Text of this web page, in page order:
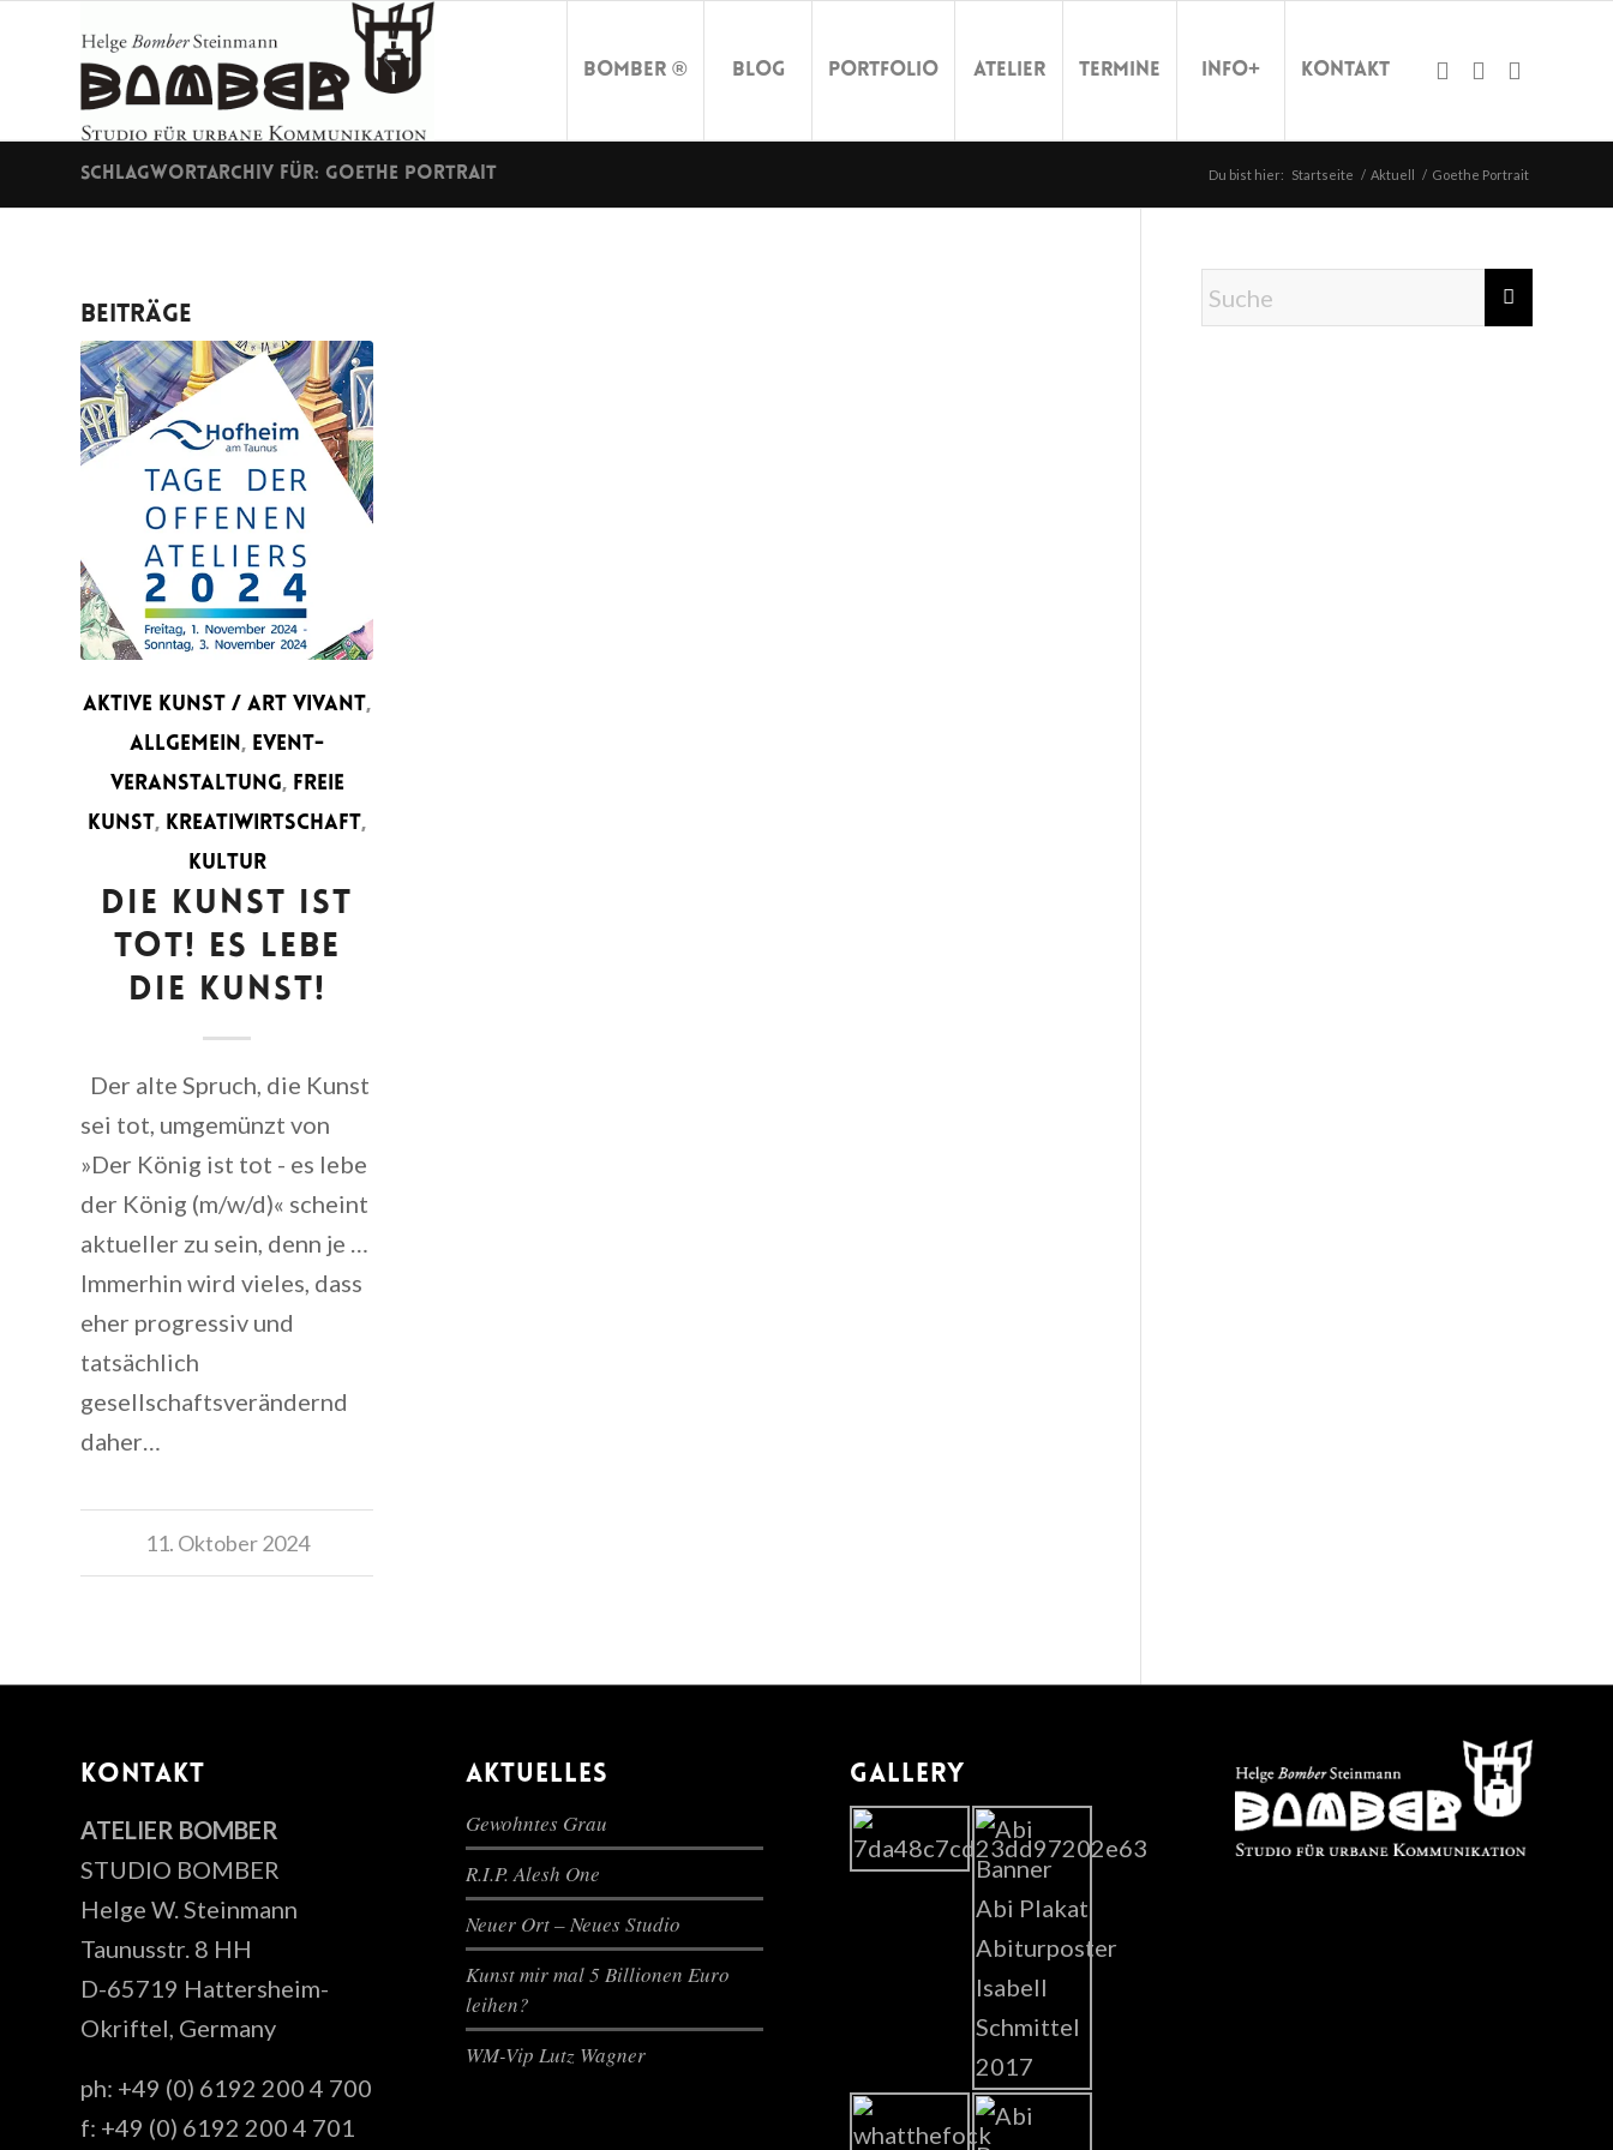
Bomber ® Blog Portfolio Atelier Termine Info+ Kontakt
Schlagwortarchiv für: Goethe Portrait Du bist hier: Startseite / Aktuell / Goethe Portrait
Beiträge
AKTIVE KUNST / ART VIVANT,
ALLGEMEIN, EVENT-
VERANSTALTUNG, FREIE
KUNST, KREATIWIRTSCHAFT,
KULTUR
DIE KUNST IST
TOT! ES LEBE
DIE KUNST!
Der alte Spruch, die Kunst
sei tot, umgemünzt von
»Der König ist tot - es lebe
der König (m/w/d)« scheint
aktueller zu sein, denn je …
Immerhin wird vieles, dass
eher progressiv und
tatsächlich
gesellschaftsverändernd
daher…
11. Oktober 2024
KONTAKT
ATELIER BOMBER
STUDIO BOMBER
Helge W. Steinmann
Taunusstr. 8 HH
D-65719 Hattersheim-
Okriftel, Germany
ph: +49 (0) 6192 200 4 700
f: +49 (0) 6192 200 4 701
AKTUELLES
Gewohntes Grau
R.I.P. Alesh One
Neuer Ort – Neues Studio
Kunst mir mal 5 Billionen Euro
leihen?
WM-Vip Lutz Wagner
GALLERY